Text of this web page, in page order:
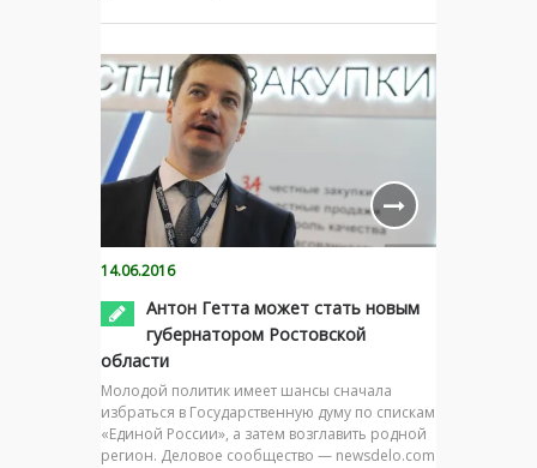
14.06.2016
Антон Гетта может стать новым
губернатором Ростовской
области
Молодой политик имеет шансы сначала
избраться в Государственную думу по спискам
«Единой России», а затем возглавить родной
регион. Деловое сообщество — newsdelo.com